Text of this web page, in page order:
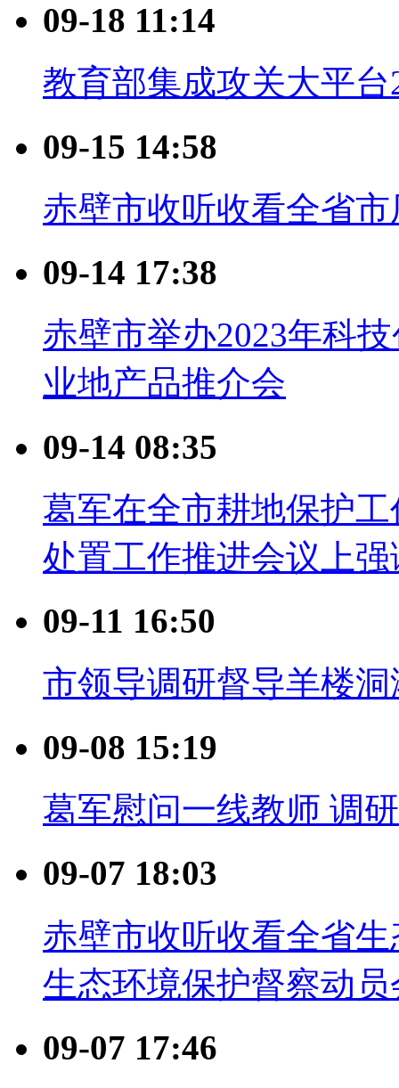
09-18 11:14
教育部集成攻关大平
09-15 14:58
赤壁市收听收看全省
09-14 17:38
赤壁市举办2023年科
业地产品推介会
09-14 08:35
葛军在全市耕地保护
处置工作推进会议上强
09-11 16:50
市领导调研督导羊楼
09-08 15:19
葛军慰问一线教师 调
09-07 18:03
赤壁市收听收看全省
生态环境保护督察动员
09-07 17:46